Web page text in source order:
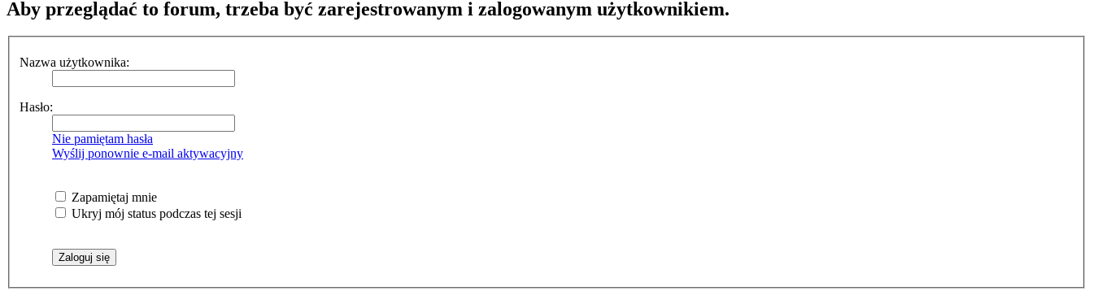
Aby przeglądać to forum, trzeba być zarejestrowanym i zalogowanym użytkownikiem.
Nazwa użytkownika:
Hasło:
Nie pamiętam hasła
Wyślij ponownie e-mail aktywacyjny
Zapamiętaj mnie
Ukryj mój status podczas tej sesji